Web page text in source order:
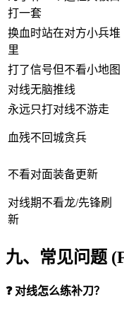
打一套
换血时站在对方小兵堆
里
打了信号但不看小地图
对线无脑推线
永远只打对线不游走
血残不回城贪兵
不看对面装备更新
对线期不看龙/先锋刷
新
九、常见问题
❓ 对线怎么练补刀？